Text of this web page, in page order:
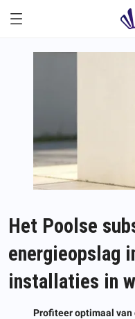
Het Poolse
energieopslag
installaties in
Profiteer optimaal van